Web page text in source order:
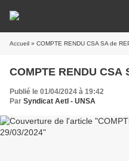
Accueil » COMPTE RENDU CSA SA de
COMPTE RENDU CSA
Publié le 01/04/2024 à 19:42
Par Syndicat AetI - UNSA